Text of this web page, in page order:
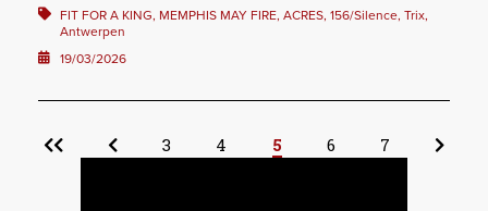
FIT FOR A KING, MEMPHIS MAY FIRE, ACRES, 156/Silence, Trix,
Antwerpen
19/03/2026
3 4 5 6 7